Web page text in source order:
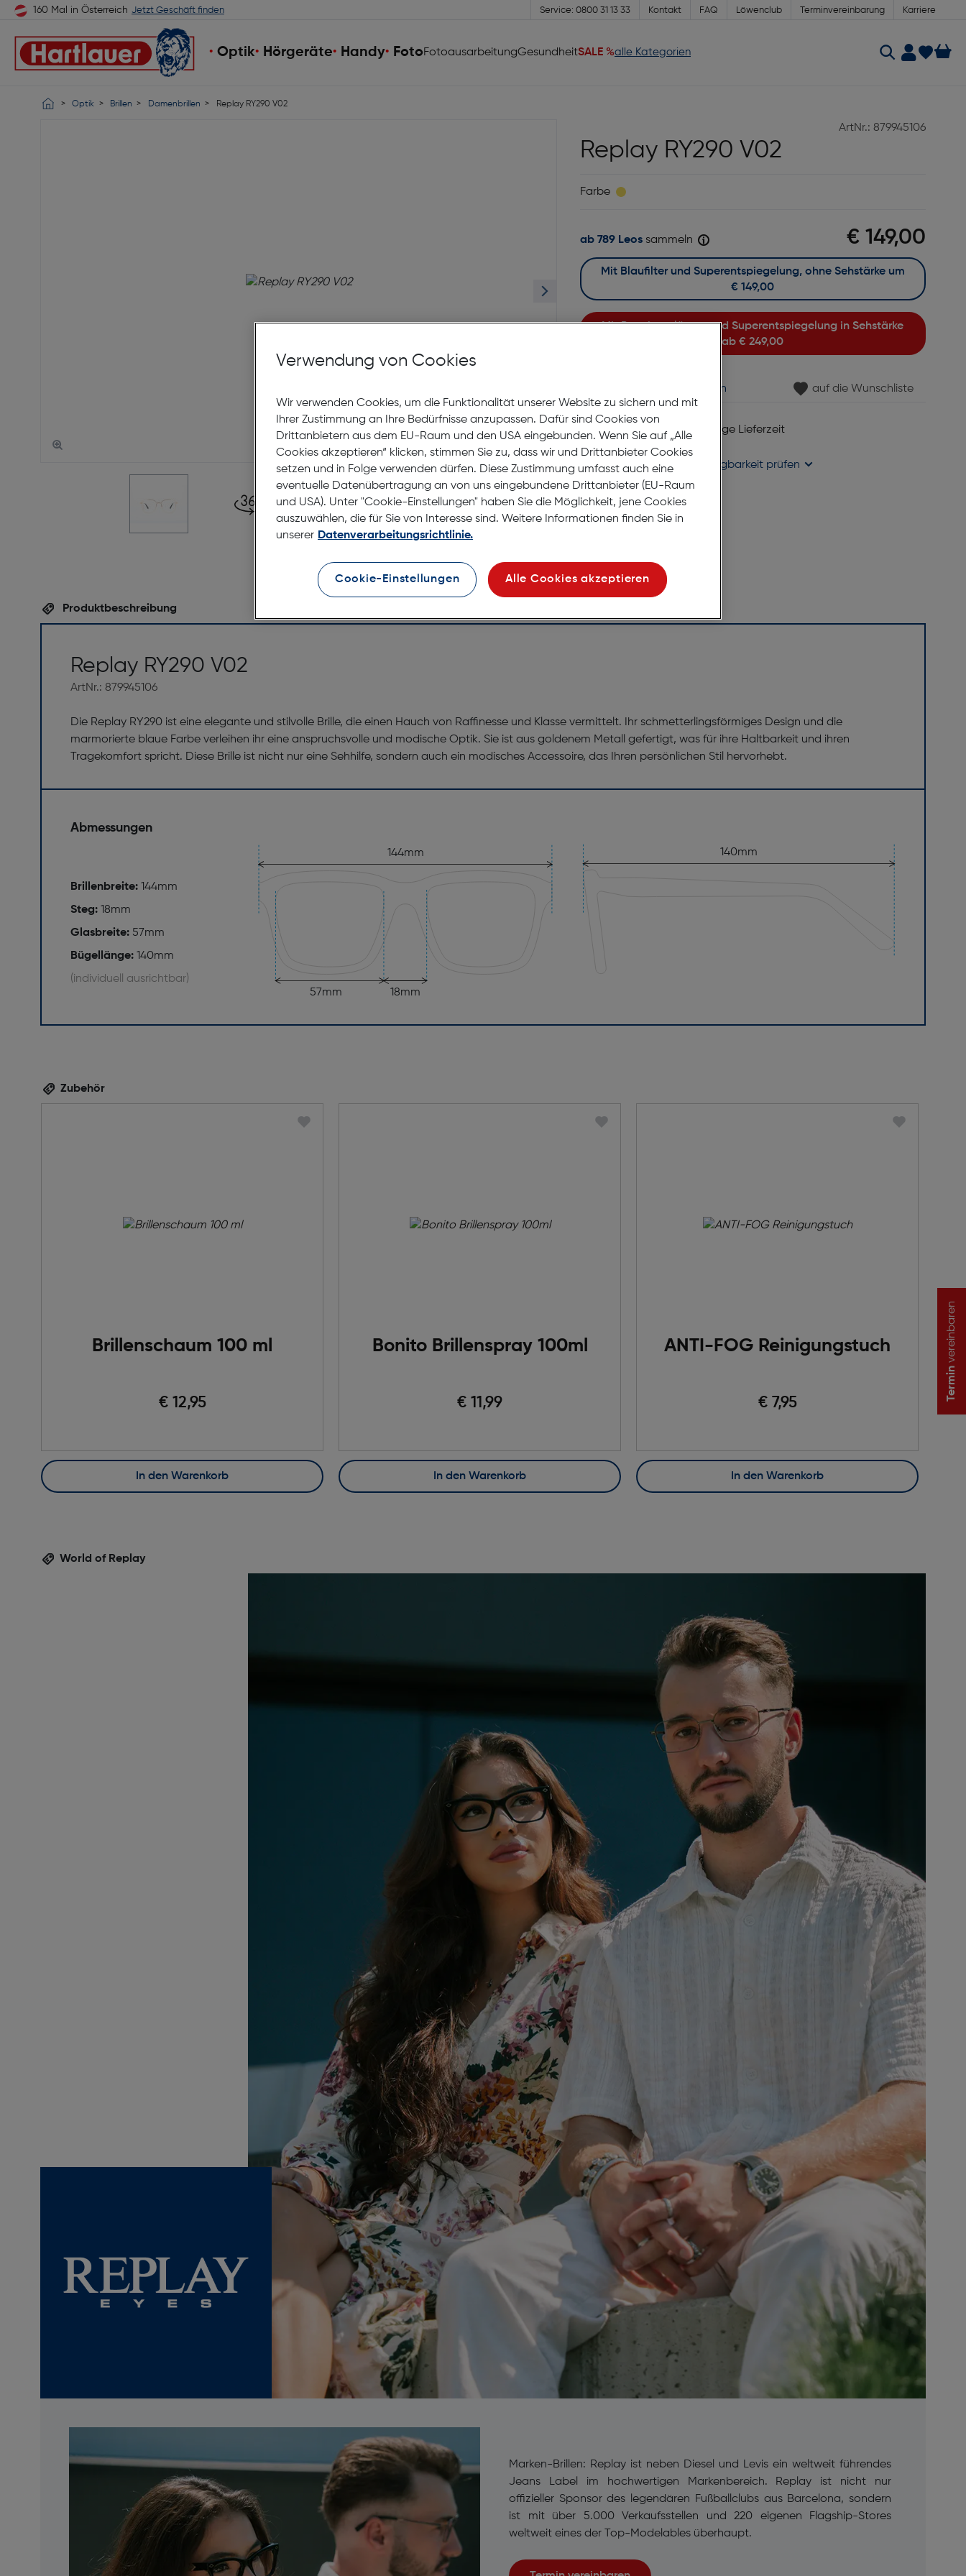
160 Mal in Österreich Jetzt Geschäft finden Service: 0800 31 13 33 Kontakt FAQ Löwenclub Terminvereinbarung Karriere
Optik Hörgeräte Handy FotoFotoausarbeitungGesundheitSALE %alle Kategorien
Optik Brillen Damenbrillen Replay RY290 V02
ArtNr.: 879945106
Replay RY290 V02
Farbe
€ 149,00
ab 789 Leossammeln
Mit Premiumgläsern und Superentspiegelung in Sehstärke
ab€ 249,00
€ 149,00
Jetzt Termin vereinbaren auf die Wunschliste
Lagernd | 6 bis 8 Werktage Lieferzeit
Nach Hause liefern
Selbstabholung in
Verfügbarkeit prüfen
Produktbeschreibung
Replay RY290 V02
ArtNr.: 879945106
Die Replay RY290 ist eine elegante und stilvolle Brille, die einen Hauch von Raffinesse und Klasse vermittelt. Ihr schmetterlingsförmiges Design und die
marmorierte blaue Farbe verleihen ihr eine anspruchsvolle und modische Optik. Sie ist aus goldenem Metall gefertigt, was für ihre Haltbarkeit und ihren
Tragekomfort spricht. Diese Brille ist nicht nur eine Sehhilfe, sondern auch ein modisches Accessoire, das Ihren persönlichen Stil hervorhebt.
Abmessungen
Brillenbreite: 144mm
Steg: 18mm
Glasbreite: 57mm
Bügellänge: 140mm
(individuell ausrichtbar)
144mm
18mm
57mm
140mm
Zubehör
Brillenschaum 100 ml
€ 12,95
In den Warenkorb
Bonito Brillenspray 100ml
€ 11,99
In den Warenkorb
ANTI-FOG Reinigungstuch
€ 7,95
In den Warenkorb
World of Replay
Marken-Brillen: Replay ist neben Diesel und Levis ein weltweit führendes
Jeans Label im hochwertigen Markenbereich. Replay ist nicht nur
offizieller Sponsor des legendären Fußballclubs aus Barcelona, sondern
ist mit über 5.000 Verkaufsstellen und 220 eigenen Flagship-Stores
weltweit eines der Top-Modelables überhaupt.
Termin
vereinbaren
Verwendung von Cookies
Wir verwenden Cookies, um die Funktionalität unserer Website zu sichern und mit
Ihrer Zustimmung an Ihre Bedürfnisse anzupassen. Dafür sind Cookies von
Drittanbietern aus dem EU-Raum und den USA eingebunden. Wenn Sie auf „Alle
Cookies akzeptieren“ klicken, stimmen Sie zu, dass wir und Drittanbieter Cookies
setzen und in Folge verwenden dürfen. Diese Zustimmung umfasst auch eine
eventuelle Datenübertragung an von uns eingebundene Drittanbieter (EU-Raum
und USA). Unter "Cookie-Einstellungen" haben Sie die Möglichkeit, jene Cookies
auszuwählen, die für Sie von Interesse sind. Weitere Informationen finden Sie in
unserer Datenverarbeitungsrichtlinie.
Cookie-Einstellungen Alle Cookies akzeptieren